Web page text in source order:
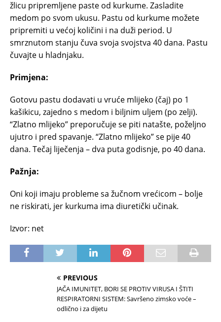
žlicu pripremljene paste od kurkume. Zasladite
medom po svom ukusu. Pastu od kurkume možete
pripremiti u većoj količini i na duži period. U
smrznutom stanju čuva svoja svojstva 40 dana. Pastu
čuvajte u hladnjaku.
Primjena:
Gotovu pastu dodavati u vruće mlijeko (čaj) po 1
kašikicu, zajedno s medom i biljnim uljem (po zelji).
“Zlatno mlijeko” preporučuje se piti natašte, poželjno
ujutro i pred spavanje. “Zlatno mlijeko” se pije 40
dana. Tečaj liječenja – dva puta godisnje, po 40 dana.
Pažnja:
Oni koji imaju probleme sa žučnom vrećicom – bolje
ne riskirati, jer kurkuma ima diuretički učinak.
Izvor: net
PREVIOUS
JAČA IMUNITET, BORI SE PROTIV VIRUSA I ŠTITI
RESPIRATORNI SISTEM: Savršeno zimsko voće –
odlično i za dijetu